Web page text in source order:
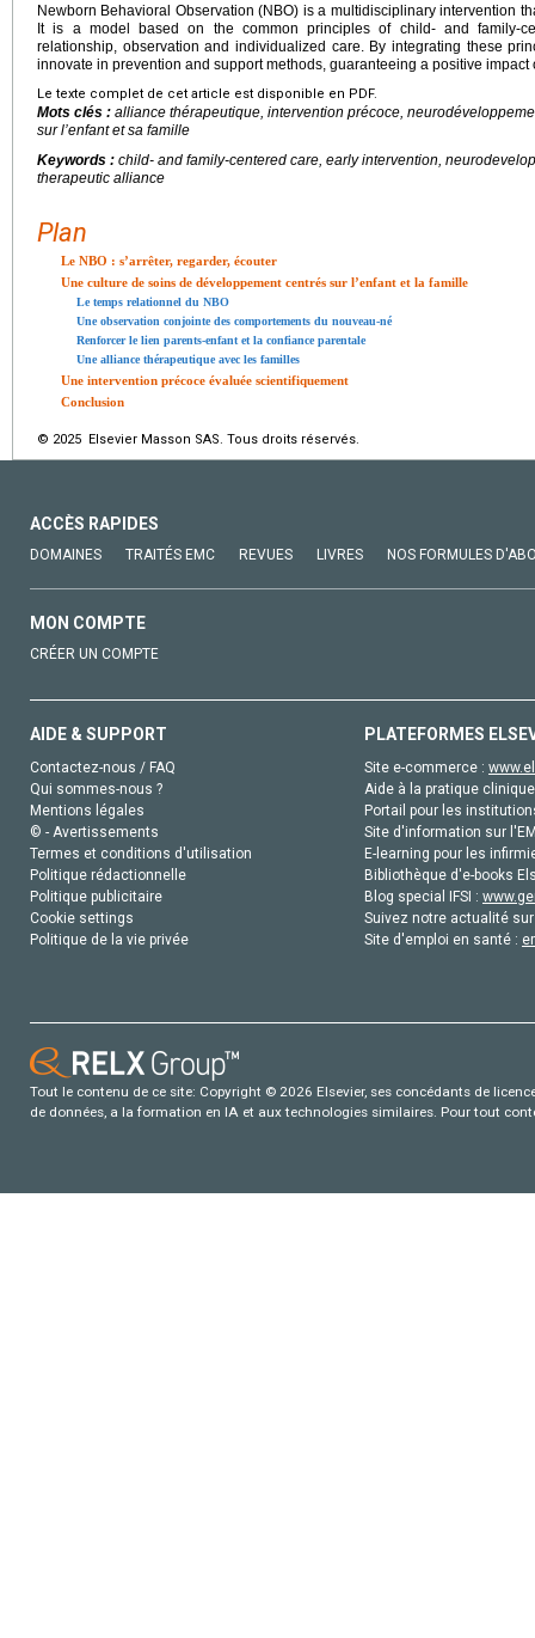
Newborn Behavioral Observation (NBO) is a multidisciplinary intervention
It is a model based on the common principles of child- and family-
relationship, observation and individualized care. By integrating these
innovate in prevention and support methods, guaranteeing a positive impact
Le texte complet de cet article est disponible en PDF.
Mots clés : alliance thérapeutique, intervention précoce,
sur l’enfant et sa famille
Keywords : child- and family-centered care, early intervention,
therapeutic alliance
Plan
Le NBO : s’arrêter, regarder, écouter
Une culture de soins de développement centrés sur l’enfant et la famille
Le temps relationnel du NBO
Une observation conjointe des comportements du nouveau-né
Renforcer le lien parents-enfant et la confiance parentale
Une alliance thérapeutique avec les familles
Une intervention précoce évaluée scientifiquement
Conclusion
© 2025 Elsevier Masson SAS. Tous droits réservés.
ACCÈS RAPIDES
DOMAINES TRAITÉS EMC REVUES LIVRES NOS FORMULES
MON COMPTE
CRÉER UN COMPTE
AIDE & SUPPORT
Contactez-nous / FAQ
Qui sommes-nous ?
Mentions légales
© - Avertissements
Termes et conditions d'utilisation
Politique rédactionnelle
Politique publicitaire
Cookie settings
Politique de la vie privée
PLATEFORMES
Site e-commerce :
Aide à la pratique
Portail pour les
Site d'information sur
E-learning pour les
Bibliothèque d'e-books
Blog special IFSI :
Suivez notre actualité
Site d'emploi en santé :
Tout le contenu de ce site: Copyright © 2026 Elsevier, ses concédants de
de données, a la formation en IA et aux technologies similaires. Pour tout